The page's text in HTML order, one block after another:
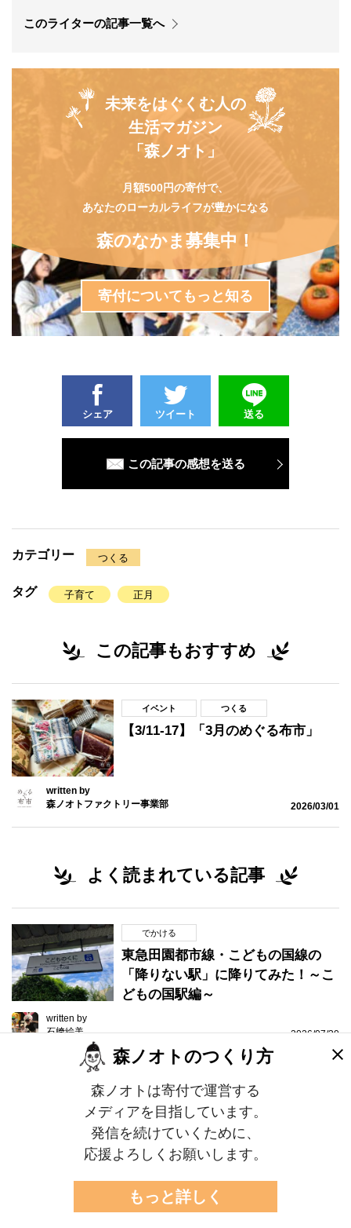
このライターの記事一覧へ
未来をはぐくむ人の
生活マガジン
「森ノオト」
月額500円の寄付で、
あなたのローカルライフが豊かになる
森のなかま募集中！
寄付についてもっと知る
シェア ツイート 送る
この記事の感想を送る
カテゴリー つくる
タグ 子育て 正月
この記事もおすすめ
イベント つくる
【3/11-17】「3月のめぐる布市」
written by
森ノオトファクトリー事業部
2026/03/01
よく読まれている記事
でかける
東急田園都市線・こどもの国線の
「降りない駅」に降りてみた！～こ
どもの国駅編～
written by
石﨑絵美
2026/07/30
東急田園都市線・こどもの国線の
「降りない駅」に降りてみた！〜用
賀駅編〜
二宮沙織
森ノオトのつくり方
森ノオトは寄付で運営する
メディアを目指しています。
発信を続けていくために、
応援よろしくお願いします。
もっと詳しく